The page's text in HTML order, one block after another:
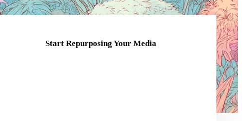
Start Repurposing Your Media